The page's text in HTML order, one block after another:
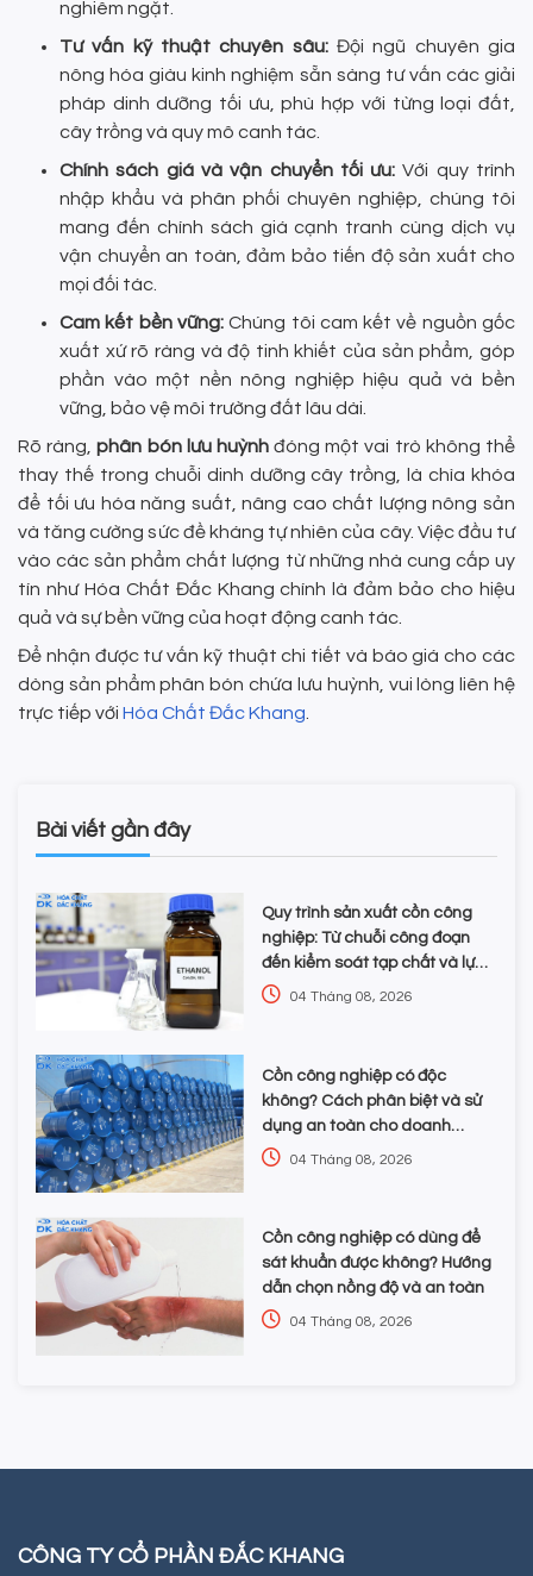
nghiêm ngặt.
Tư vấn kỹ thuật chuyên sâu: Đội ngũ chuyên gia
nông hóa giàu kinh nghiệm sẵn sàng tư vấn các giải
pháp dinh dưỡng tối ưu, phù hợp với từng loại đất,
cây trồng và quy mô canh tác.
Chính sách giá và vận chuyển tối ưu:Với quy trình
nhập khẩu và phân phối chuyên nghiệp, chúng tôi
mang đến chính sách giá cạnh tranh cùng dịch vụ
vận chuyển an toàn, đảm bảo tiến độ sản xuất cho
mọi đối tác.
Cam kết bền vững:Chúng tôi cam kết về nguồn gốc
xuất xứ rõ ràng và độ tinh khiết của sản phẩm, góp
phần vào một nền nông nghiệp hiệu quả và bền
vững, bảo vệ môi trường đất lâu dài.
Rõ ràng,phân bón lưu huỳnhđóng một vai trò không thể
thay thế trong chuỗi dinh dưỡng cây trồng, là chìa khóa
để tối ưu hóa năng suất, nâng cao chất lượng nông sản
và tăng cường sức đề kháng tự nhiên của cây. Việc đầu tư
vào các sản phẩm chất lượng từ những nhà cung cấp uy
tín như Hóa Chất Đắc Khang chính là đảm bảo cho hiệu
quả và sự bền vững của hoạt động canh tác.
Để nhận được tư vấn kỹ thuật chi tiết và báo giá cho các
dòng sản phẩm phân bón chứa lưu huỳnh, vui lòng liên hệ
trực tiếp với Hóa Chất Đắc Khang
Bài viết gần đây
Quy trình sản xuất cồn công
nghiệp: Từ chuỗi công đoạn
đến kiểm soát tạp chất và lựa
chọn hóa chất
04 Tháng 08, 2026
Cồn công nghiệp có độc
không? Cách phân biệt và sử
dụng an toàn cho doanh
nghiệp
04 Tháng 08, 2026
Cồn công nghiệp có dùng để
sát khuẩn được không? Hướng
dẫn chọn nồng độ và an toàn
04 Tháng 08, 2026
CÔNG TY CỔ PHẦN ĐẮC KHANG